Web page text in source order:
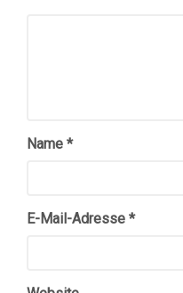
Name *
E-Mail-Adresse *